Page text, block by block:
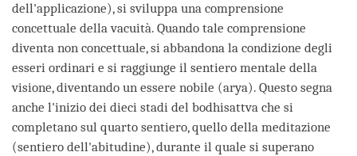
dell'applicazione), si sviluppa una comprensione
concettuale della vacuità. Quando tale comprensione
diventa non concettuale, si abbandona la condizione degli
esseri ordinari e si raggiunge il sentiero mentale della
visione, diventando un essere nobile (arya). Questo segna
anche l'inizio dei dieci stadi del bodhisattva che si
completano sul quarto sentiero, quello della meditazione
(sentiero dell'abitudine), durante il quale si superano